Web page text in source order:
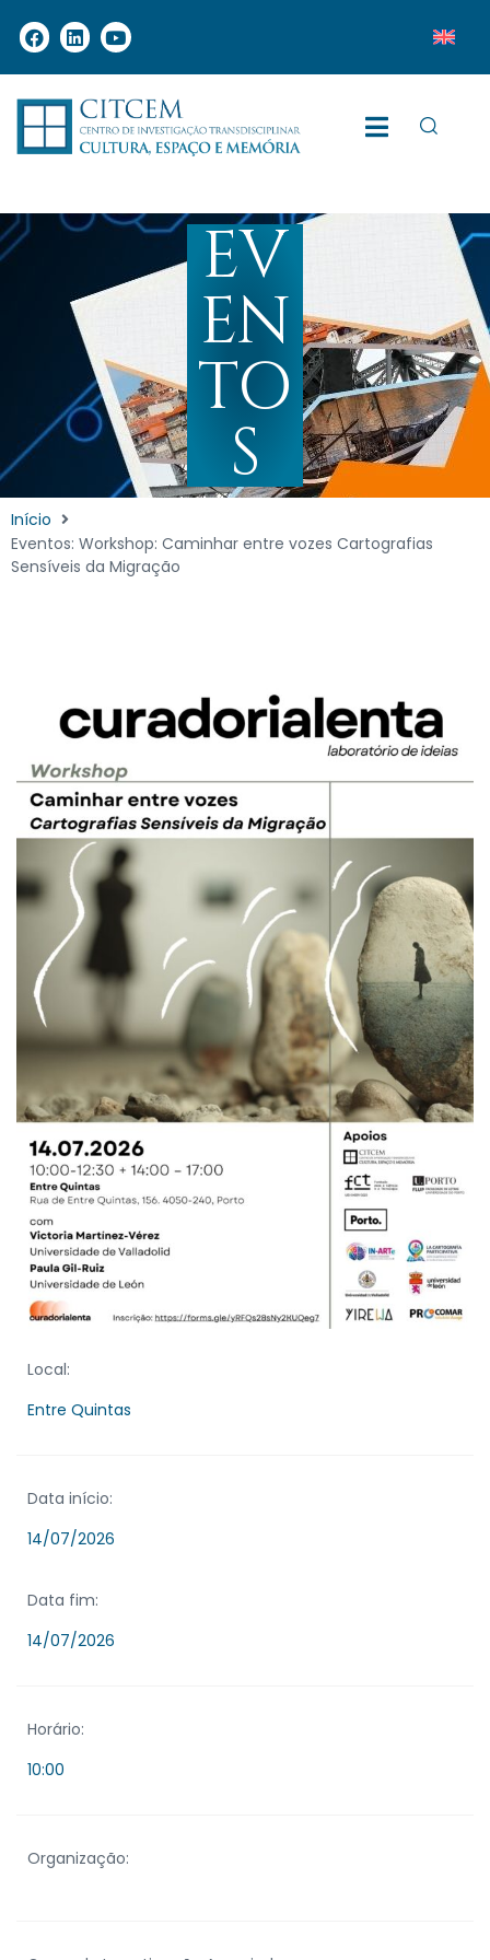
EV
EN
TO
S
Início
Eventos: Workshop: Caminhar entre vozes Cartografias
Sensíveis da Migração
Local:
Entre Quintas
Data início:
14/07/2026
Data fim:
14/07/2026
Horário:
10:00
Organização: